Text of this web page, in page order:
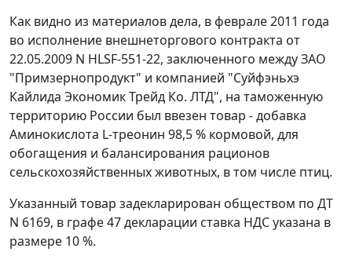
Как видно из материалов дела, в феврале 2011 года
во исполнение внешнеторгового контракта от
22.05.2009 N HLSF-551-22, заключенного между ЗАО
"Примзернопродукт" и компанией "Суйфэньхэ
Кайлида Экономик Трейд Ко. ЛТД", на таможенную
территорию России был ввезен товар - добавка
Аминокислота L-треонин 98,5 % кормовой, для
обогащения и балансирования рационов
сельскохозяйственных животных, в том числе птиц.
Указанный товар задекларирован обществом по ДТ
N 6169, в графе 47 декларации ставка НДС указана в
размере 10 %.